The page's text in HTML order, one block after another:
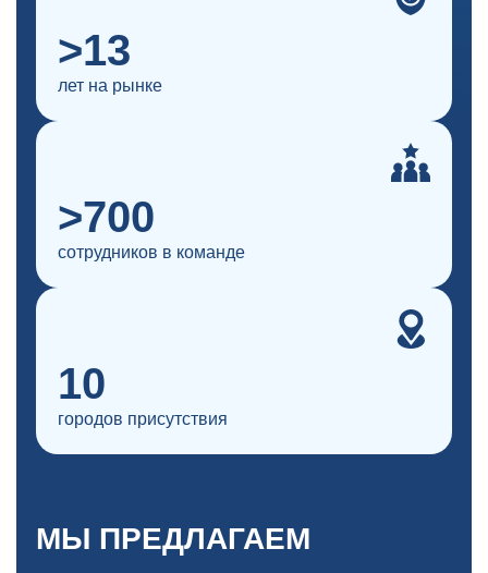
>13
лет на рынке
>700
сотрудников в команде
10
городов присутствия
МЫ ПРЕДЛАГАЕМ